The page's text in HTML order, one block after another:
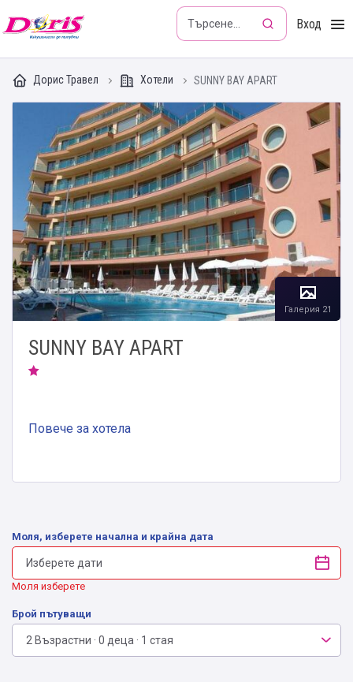
Doris - Изкушението да пътуваш Вход
Дорис Травел Хотели SUNNY BAY APART
SUNNY BAY APART
Повече за хотела
Галерия 21
Моля, изберете начална и крайна дата
Моля изберете
Брой пътуващи
2 Възрастни · 0 деца · 1 стая